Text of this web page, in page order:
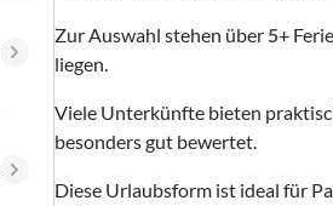
Zur Auswahl stehen über5+
liegen.
Viele Unterkünfte bieten
besonders gut bewertet.
Diese Urlaubsform ist ideal für